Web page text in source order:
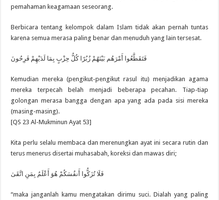
pemahaman keagamaan seseorang.
Berbicara tentang kelompok dalam Islam tidak akan pernah tuntas
karena semua merasa paling benar dan menuduh yang lain tersesat.
فَتَقَطَّعُوا أَمْرَهُم بَيْنَهُمْ زُبُرًا كُلُّ حِزْبٍ بِمَا لَدَيْهِمْ فَرِحُونَ
Kemudian mereka (pengikut-pengikut rasul itu) menjadikan agama
mereka terpecah belah menjadi beberapa pecahan. Tiap-tiap
golongan merasa bangga dengan apa yang ada pada sisi mereka
(masing-masing).
[QS 23 Al-Mukminun Ayat 53]
Kita perlu selalu membaca dan merenungkan ayat ini secara rutin dan
terus menerus disertai muhasabah, koreksi dan mawas diri;
فَلَا تُزَكُّوا أَنفُسَكُمْ هُوَ أَعْلَمُ بِمَنِ اتَّقَىٰ
“maka janganlah kamu mengatakan dirimu suci. Dialah yang paling